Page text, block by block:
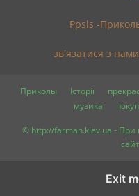
Ppsls -
зв'язатися з
Приколы Історії
музика
© http://farman.kiev.ua - При
Exit